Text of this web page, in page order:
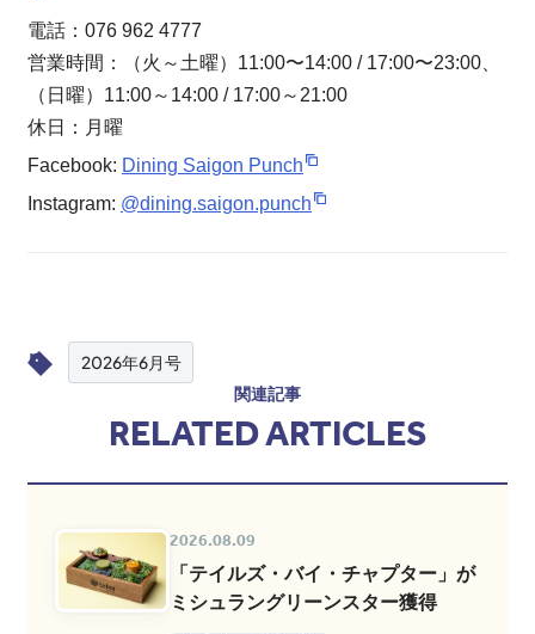
電話：076 962 4777
営業時間：（火～土曜）11:00〜14:00 / 17:00〜23:00、
（日曜）11:00～14:00 / 17:00～21:00
休日：月曜
Facebook: Dining Saigon Punch
Instagram: @dining.saigon.punch
2026年6月号
関連記事
RELATED ARTICLES
2026.08.09
「テイルズ・バイ・チャプター」が
ミシュラングリーンスター獲得